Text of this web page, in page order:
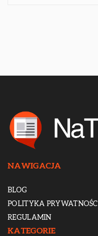
NAWIGACJA
BLOG
POLITYKA PRYWATNOŚCI
REGULAMIN
KATEGORIE